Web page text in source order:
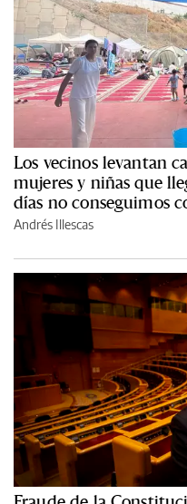
Los vecinos levantan
mujeres y niñas que
días no conseguimos
Andrés Illescas